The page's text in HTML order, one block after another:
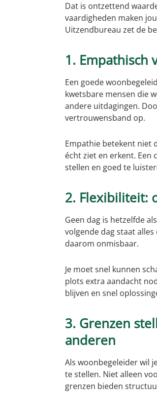
Werken als operator
Dat is ontzettend
vaardigheden maken
Uitzendbureau zet de
1. Empathisch
Een goede
kwetsbare mensen die
andere uitdagingen.
vertrouwensband op.
Empathie betekent niet
écht ziet en erkent.
stellen en goed te
2. Flexibiliteit:
Geen dag is hetzelfde
volgende dag staat
daarom onmisbaar.
Je moet snel kunnen
plots extra aandacht
blijven en snel
3. Grenzen
anderen
Als woonbegeleider wil
te stellen. Niet alleen
grenzen bieden